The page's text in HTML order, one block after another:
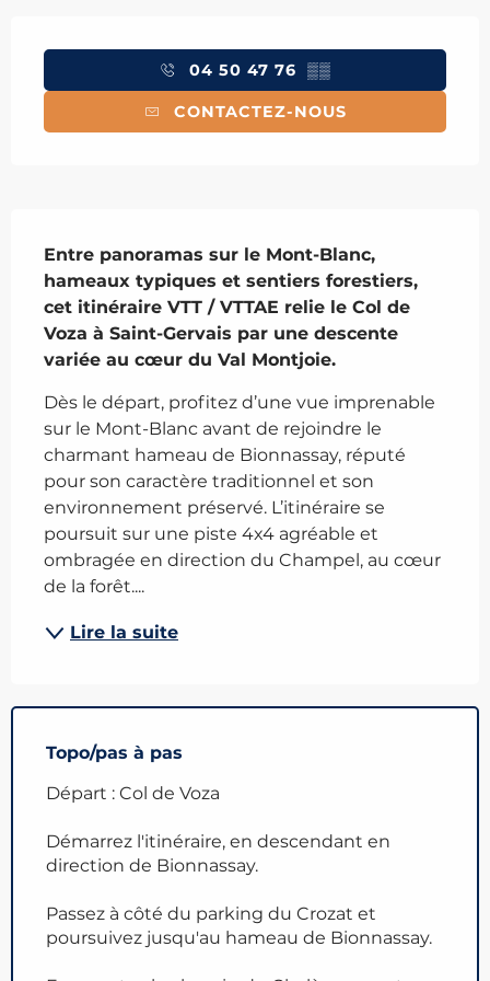
04 50 47 76 ▒▒
CONTACTEZ-NOUS
Entre panoramas sur le Mont-Blanc,
hameaux typiques et sentiers forestiers,
cet itinéraire VTT / VTTAE relie le Col de
Voza à Saint-Gervais par une descente
variée au cœur du Val Montjoie.
Dès le départ, profitez d’une vue imprenable
sur le Mont-Blanc avant de rejoindre le
charmant hameau de Bionnassay, réputé
pour son caractère traditionnel et son
environnement préservé. L’itinéraire se
poursuit sur une piste 4x4 agréable et
ombragée en direction du Champel, au cœur
de la forêt....
Lire la suite
Topo/pas à pas
Départ : Col de Voza
Démarrez l'itinéraire, en descendant en
direction de Bionnassay.
Passez à côté du parking du Crozat et
poursuivez jusqu'au hameau de Bionnassay.